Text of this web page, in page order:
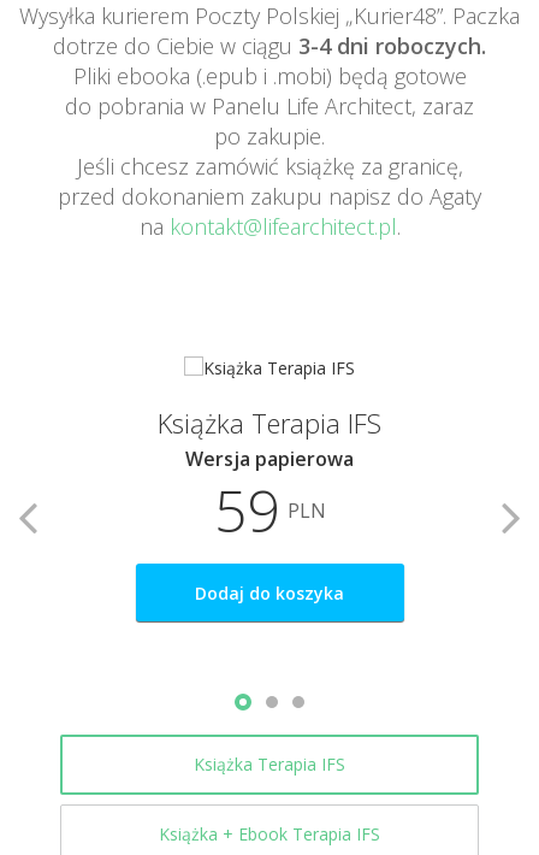
Wysyłka kurierem Poczty Polskiej „Kurier48”. Paczka
dotrze do Ciebie w ciągu 3-4 dni roboczych.
Pliki ebooka (.epub i .mobi) będą gotowe
do pobrania w Panelu Life Architect, zaraz
po zakupie.
Jeśli chcesz zamówić książkę za granicę,
przed dokonaniem zakupu napisz do Agaty
na kontakt@lifearchitect.pl.
Książka Terapia IFS
Wersja papierowa
59 PLN
Dodaj do koszyka
Książka Terapia IFS
Książka + Ebook Terapia IFS